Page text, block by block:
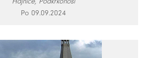
Po 09.09.2024